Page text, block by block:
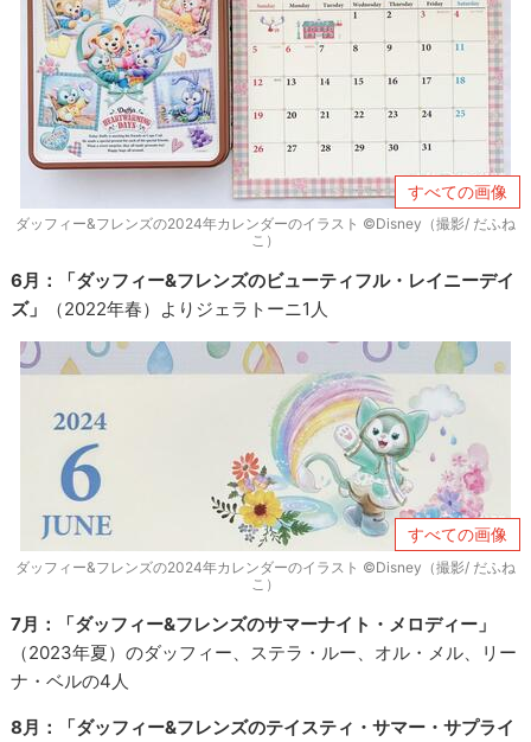
すべての画像
ダッフィー&フレンズの2024年カレンダーのイラスト ©Disney（撮影/ だふね
こ）
6月：「ダッフィー&フレンズのビューティフル・レイニーデイ
ズ」
（2022年春）よりジェラトーニ1人
すべての画像
ダッフィー&フレンズの2024年カレンダーのイラスト ©Disney（撮影/ だふね
こ）
7月：「ダッフィー&フレンズのサマーナイト・メロディー」
（2023年夏）のダッフィー、ステラ・ルー、オル・メル、リー
ナ・ベルの4人
8月：「ダッフィー&フレンズのテイスティ・サマー・サプライ